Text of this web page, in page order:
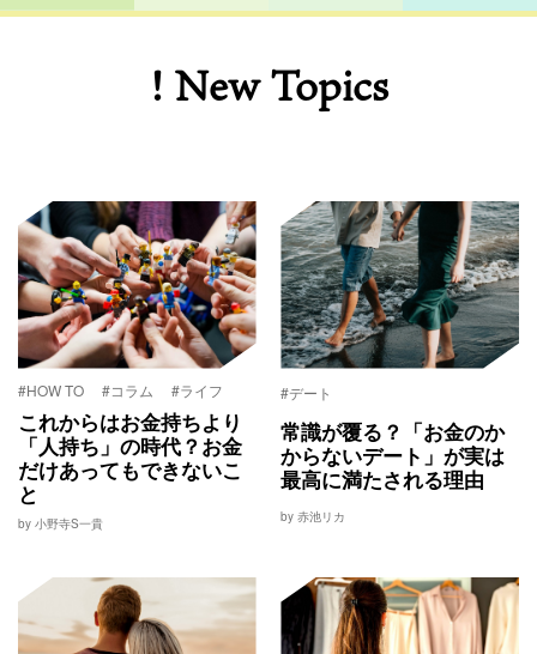
! New Topics
#HOW TO #コラム #ライフ
これからはお金持ちより
「人持ち」の時代？お金
だけあってもできないこ
と
by 小野寺S一貴
#デート
常識が覆る？「お金のか
からないデート」が実は
最高に満たされる理由
by 赤池リカ